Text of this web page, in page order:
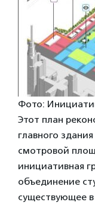
Фото:
Этот план
главного
смотровой
инициативная
объединение
существующее в